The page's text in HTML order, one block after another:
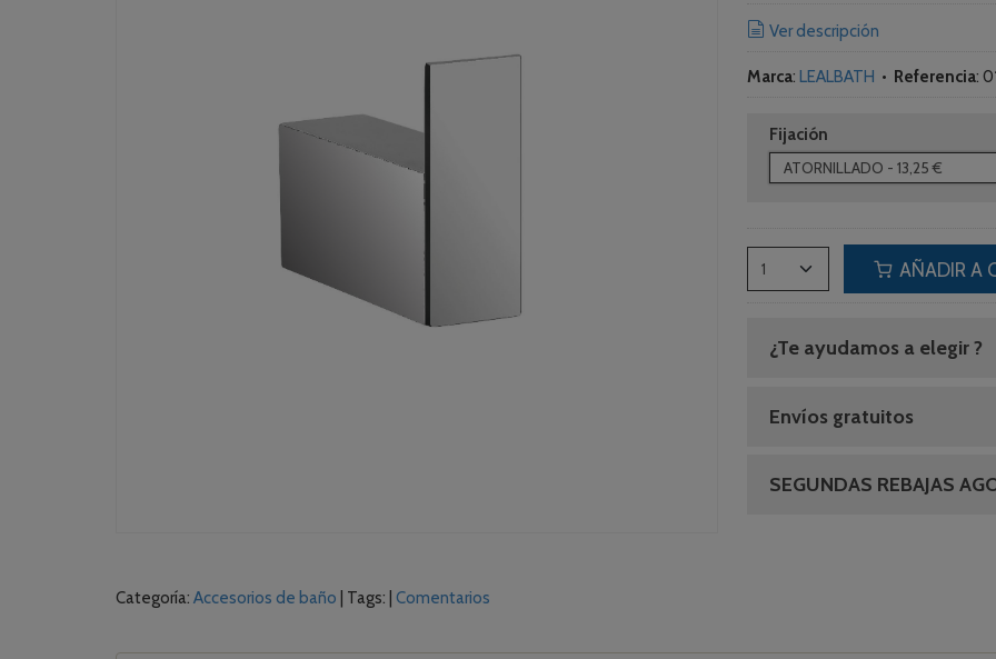
Ver descripción
Marca: LEALBATH • Referencia:
Fijación
AÑADIR A
¿Te ayudamos a elegir ?
Envíos gratuitos
SEGUNDAS REBAJAS
Categoría: Accesorios de baño Tags: Comentarios